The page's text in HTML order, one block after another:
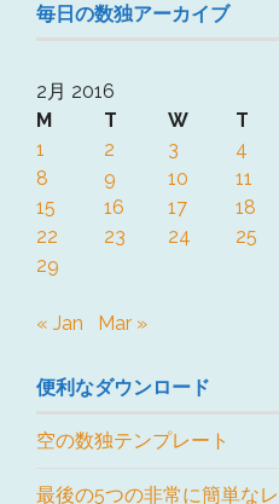
毎日の数独アーカイブ
2月 2016
M
T W T
1
2 3 4
8
9 10 11
15
16 17 18
22
23 24 25
29
« Jan Mar »
便利なダウンロード
空の数独テンプレート
最後の5つの非常に簡単な